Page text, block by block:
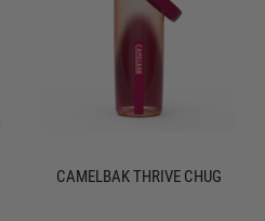
CAMELBAK THRIVE CHUG